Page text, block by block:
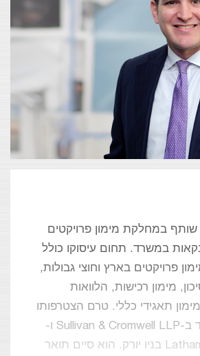
שותף במחלקת מימון פרויקטים
במשרד. תחום עיסוקו כולל
פרויקטים בארץ וחוצי גבולות,
מימון רכישות, הלוואות
תאגידי כללי. טרם הצטרפותו
למיתר, ג’ייסון עבד ב-Sullivan & Cromwell LLP ו-
Latham & Watkins LLP בניו יורק. הוא סיים תואר